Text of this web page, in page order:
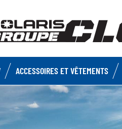
ACCESSOIRES ET VÊTEMENTS